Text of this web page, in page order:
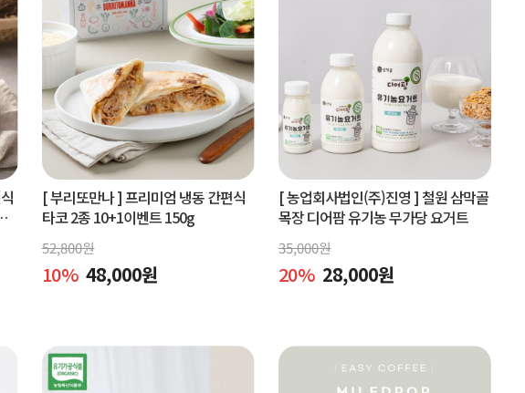
[ 부리또만나 ]프리미엄 냉동 간편식
타코 2종 10+1이벤트 150g
52,800원
10% 48,000원
[ 농업회사법인(주)진영 ] 철원 삼막골
목장 디어팜 유기농 무가당 요거트
35,000원
20% 28,000원